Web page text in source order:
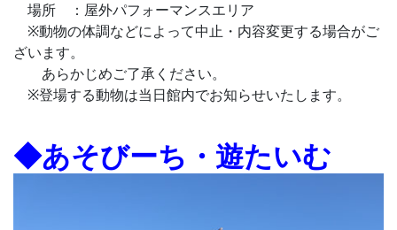
場所 ：屋外パフォーマンスエリア
※動物の体調などによって中止・内容変更する場合がご
ざいます。
あらかじめご了承ください。
※登場する動物は当日館内でお知らせいたします。
◆あそびーち・遊たいむ